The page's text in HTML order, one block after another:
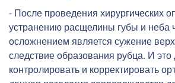
- После проведения хирургических
устранению расщелины губы и неба
осложнением является сужение
следствие образования рубца. И
контролировать и корректировать